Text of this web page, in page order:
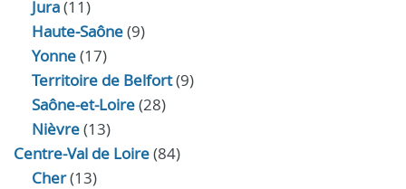
Jura(11)
Haute‑Saône(9)
Yonne(17)
Territoire de Belfort(9)
Saône-et-Loire(28)
Nièvre(13)
Centre-Val de Loire(84)
Cher(13)